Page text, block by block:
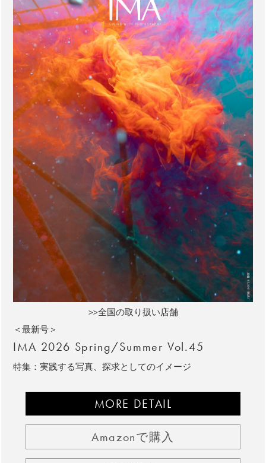
>>全国の取り扱い店舗
＜最新号＞
IMA 2026 Spring/Summer Vol.45
特集：実践する写真、探求としてのイメージ
MORE DETAIL
Amazonで購入